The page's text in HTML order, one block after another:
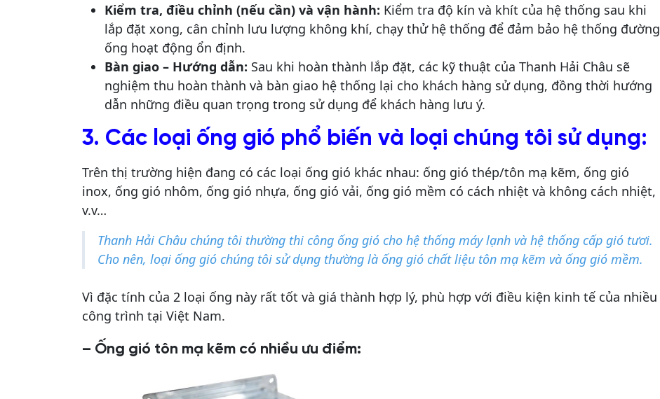
Kiểm tra, điều chỉnh (nếu cần) và vận hành: Kiểm tra độ kín và khít của hệ thống sau khi
lắp đặt xong, cân chỉnh lưu lượng không khí, chạy thử hệ thống để đảm bảo hệ thống đường
ống hoạt động ổn định.
Bàn giao – Hướng dẫn: Sau khi hoàn thành lắp đặt, các kỹ thuật của Thanh Hải Châu sẽ
nghiệm thu hoàn thành và bàn giao hệ thống lại cho khách hàng sử dụng, đồng thời hướng
dẫn những điều quan trọng trong sử dụng để khách hàng lưu ý.
3. Các loại ống gió phổ biến và loại chúng tôi sử dụng:
Trên thị trường hiện đang có các loại ống gió khác nhau: ống gió thép/tôn mạ kẽm, ống gió
inox, ống gió nhôm, ống gió nhựa, ống gió vải, ống gió mềm có cách nhiệt và không cách nhiệt,
v.v…
Thanh Hải Châu chúng tôi thường thi công ống gió cho hệ thống máy lạnh và hệ thống cấp gió tươi.
Cho nên, loại ống gió chúng tôi sử dụng thường là ống gió chất liệu tôn mạ kẽm và ống gió mềm.
Vì đặc tính của 2 loại ống này rất tốt và giá thành hợp lý, phù hợp với điều kiện kinh tế của nhiều
công trình tại Việt Nam.
– Ống gió tôn mạ kẽm có nhiều ưu điểm: